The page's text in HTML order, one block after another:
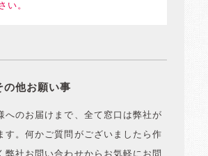
い。
他お願い事
へのお届けまで、全て窓口は弊社が
す。何かご質問がございましたら作
弊社お問い合わせからお気軽にお問